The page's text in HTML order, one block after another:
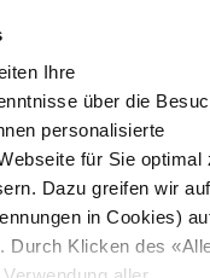
Ihre
über die
personalisierte
für Sie optimal
Dazu greifen wir auf
in Cookies)
Durch Klicken des